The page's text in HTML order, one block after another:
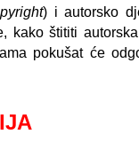
) i autorsko
kako štititi
pokušat će